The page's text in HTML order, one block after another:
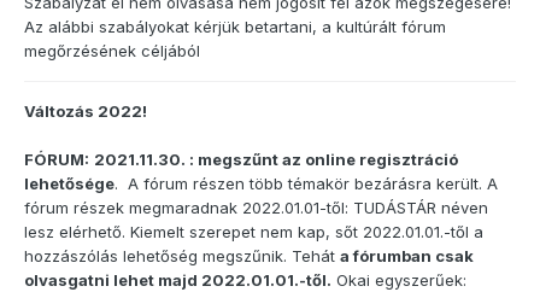
Az alábbi szabályokat kérjük betartani, a kultúrált fórum
megőrzésének céljából
Változás 2022!
FÓRUM: 2021.11.30. : megszűnt az online regisztráció
lehetősége. A fórum részen több témakör bezárásra került. A
fórum részek megmaradnak 2022.01.01-től: TUDÁSTÁR néven
lesz elérhető. Kiemelt szerepet nem kap, sőt 2022.01.01.-től a
hozzászólás lehetőség megszűnik. Tehát a fórumban csak
olvasgatni lehet majd 2022.01.01.-től. Okai egyszerűek: